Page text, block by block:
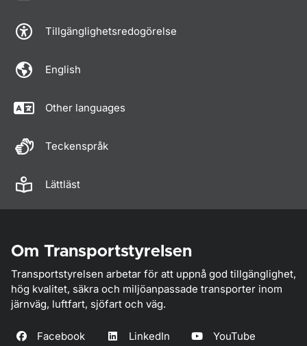
Tillgänglighetsredogörelse
English
Other languages
Teckenspråk
Lättläst
Om Transportstyrelsen
Transportstyrelsen arbetar för att uppnå god tillgänglighet,
hög kvalitet, säkra och miljöanpassade transporter inom
järnväg, luftfart, sjöfart och väg.
Facebook LinkedIn YouTube